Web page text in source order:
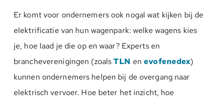
Er komt voor ondernemers ook nogal wat kijken bij de
elektrificatie van hun wagenpark: welke wagens kies
je, hoe laad je die op en waar? Experts en
brancheverenigingen (zoalsTLN enevofenedex)
kunnen ondernemers helpen bij de overgang naar
elektrisch vervoer. Hoe beter het inzicht, hoe